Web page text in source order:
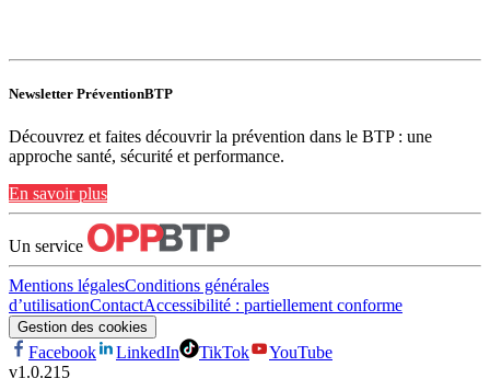
Newsletter PréventionBTP
Découvrez et faites découvrir la prévention dans le BTP : une
approche santé, sécurité et performance.
En savoir plus
Un service
Mentions légalesConditions générales
d’utilisationContactAccessibilité : partiellement conforme
Gestion des cookies
Facebook LinkedIn TikTok
YouTube
v1.0.215